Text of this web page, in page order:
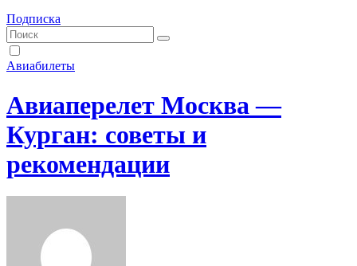
Подписка
Авиабилеты
Авиаперелет Москва —
Курган: советы и
рекомендации